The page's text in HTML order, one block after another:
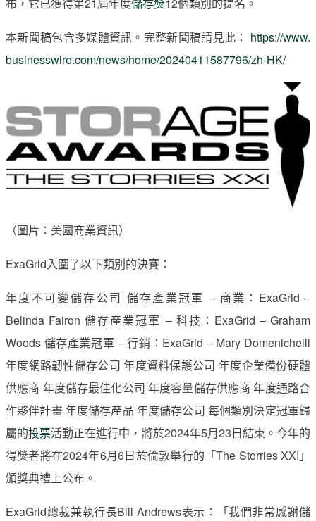
本新聞稿包含多媒體資訊。完整新聞稿請見此： https://www.
businesswire.com/news/home/20240411587796/zh-HK/
（圖片：美國商業資訊）
ExaGrid入圍了以下類別的決賽：
年度不可變儲存公司 儲存產業冠軍 – 商業：ExaGrid –
Belinda Fairon 儲存產業冠軍 – 科技：ExaGrid – Graham
Woods 儲存產業冠軍 – 行銷：ExaGrid – Mary Domenichelli
年度網路韌性儲存公司 年度資料保護公司 年度企業備份硬體
供應商 年度儲存最佳化公司 年度容量儲存供應商 年度通路合
作夥伴計畫 年度儲存產品 年度儲存公司 每個類別決定冠軍歸
屬的投票活動正在進行中，將於2024年5月23日結束。今年的
得獎者將在2024年6月6日於倫敦舉行的「The Storries XXI」
頒獎典禮上公布。
ExaGrid總裁兼執行長Bill Andrews表示：「我們非常感謝儲